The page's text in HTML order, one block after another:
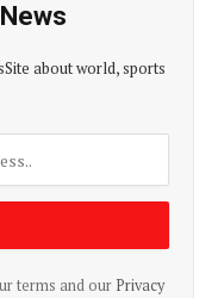
about world, sports
terms and our Privacy